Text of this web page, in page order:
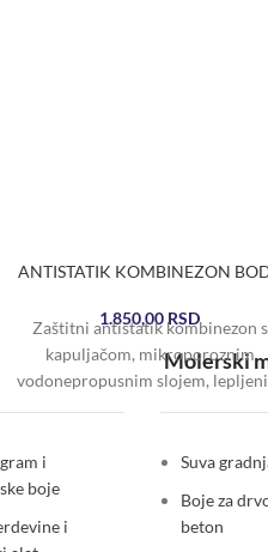
ANTISTATIK KOMBINEZON
1.850,00RSD
Zaštitni antistatik kombinezon s
kapuljačom, mikroporoznim
vodonepropusnim slojem,
zglobovima i nogama,
i
boje
i
Molerski
Suva
Boje za
beton